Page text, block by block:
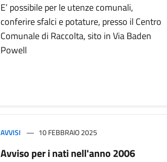
E’ possibile per le utenze comunali,
conferire sfalci e potature, presso il Centro
Comunale di Raccolta, sito in Via Baden
Powell
AVVISI 10 FEBBRAIO 2025
Avviso per i nati nell'anno 2006